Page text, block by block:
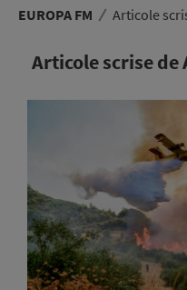
EUROPA FM Articole
Articole scrise de
RADIO
CONCURSURI
PODCAST